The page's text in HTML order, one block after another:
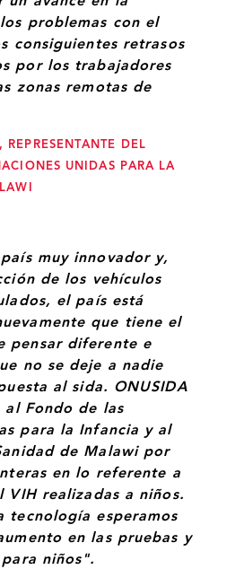
problemas con el
consiguientes retrasos
por los trabajadores
zonas remotas de
DEL
UNIDAS PARA LA
muy innovador y,
de los vehículos
el país está
que tiene el
pensar diferente e
no se deje a nadie
al sida. ONUSIDA
Fondo de las
para la Infancia y al
de Malawi por
en lo referente a
VIH realizadas a niños.
tecnología esperamos
en las pruebas y
niños".